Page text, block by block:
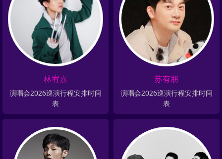
林宥嘉
演唱会2026巡演行程安排时间
表
苏有朋
演唱会2026巡演行程安排时间
表